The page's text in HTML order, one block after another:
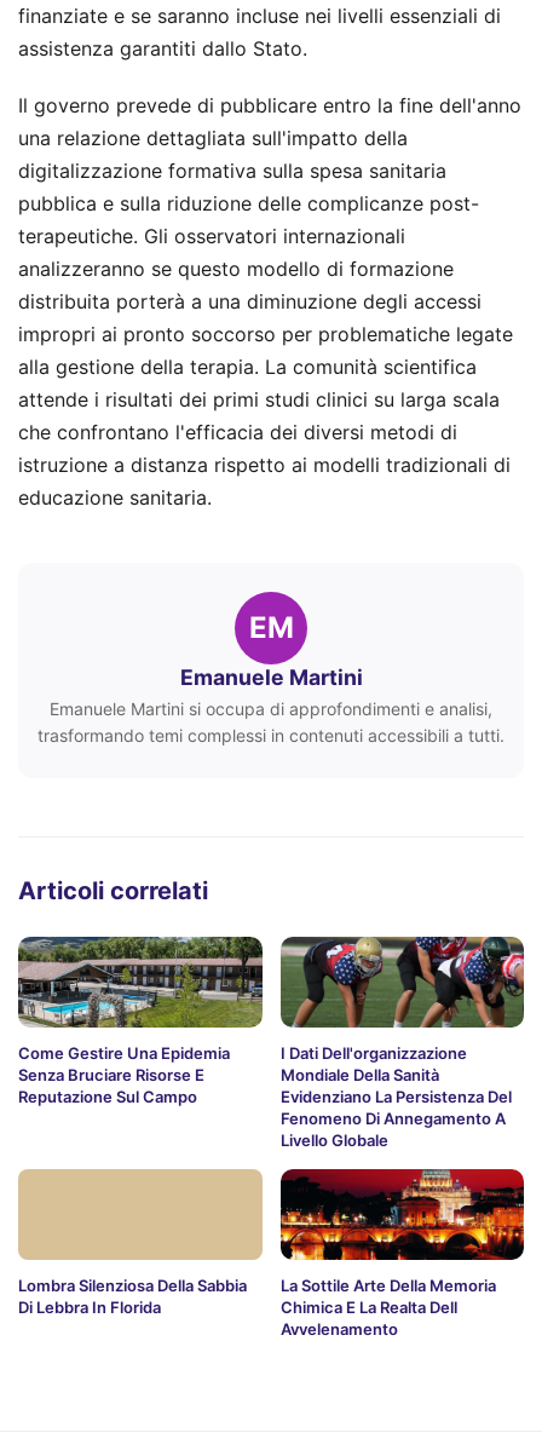
finanziate e se saranno incluse nei livelli essenziali di
assistenza garantiti dallo Stato.
Il governo prevede di pubblicare entro la fine dell'anno
una relazione dettagliata sull'impatto della
digitalizzazione formativa sulla spesa sanitaria
pubblica e sulla riduzione delle complicanze post-
terapeutiche. Gli osservatori internazionali
analizzeranno se questo modello di formazione
distribuita porterà a una diminuzione degli accessi
impropri ai pronto soccorso per problematiche legate
alla gestione della terapia. La comunità scientifica
attende i risultati dei primi studi clinici su larga scala
che confrontano l'efficacia dei diversi metodi di
istruzione a distanza rispetto ai modelli tradizionali di
educazione sanitaria.
EM
Emanuele Martini
Emanuele Martini si occupa di approfondimenti e analisi,
trasformando temi complessi in contenuti accessibili a tutti.
Articoli correlati
Come Gestire Una Epidemia
Senza Bruciare Risorse E
Reputazione Sul Campo
I Dati Dell'organizzazione
Mondiale Della Sanità
Evidenziano La Persistenza Del
Fenomeno Di Annegamento A
Livello Globale
Lombra Silenziosa Della Sabbia
Di Lebbra In Florida
La Sottile Arte Della Memoria
Chimica E La Realta Dell
Avvelenamento